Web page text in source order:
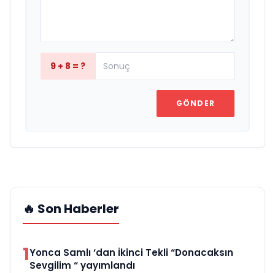
9 + 8 = ?
GÖNDER
🔥 Son Haberler
1Yonca Samlı ‘dan İkinci Tekli “Donacaksın
Sevgilim “ yayımlandı